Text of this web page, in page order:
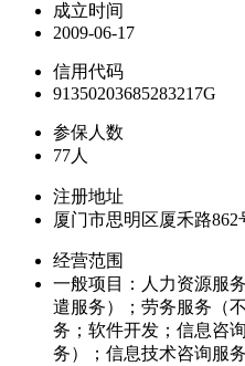
成立时间
2009-06-17
信用代码
91350203685283217G
参保人数
77人
注册地址
厦门市思明区厦禾路862
经营范围
一般项目：人力资源服
遣服务）；劳务服务（
务；软件开发；信息咨
务）；信息技术咨询服